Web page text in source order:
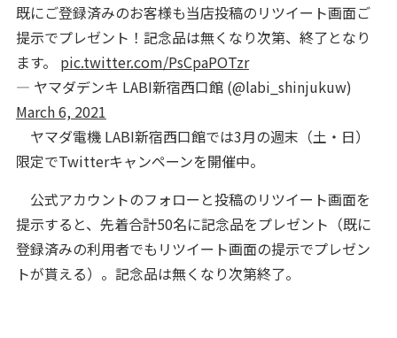
既にご登録済みのお客様も当店投稿のリツイート画面ご
提示でプレゼント！記念品は無くなり次第、終了となり
ます。 pic.twitter.com/PsCpaPOTzr
— ヤマダデンキ LABI新宿西口館 (@labi_shinjukuw)
March 6, 2021
ヤマダ電機 LABI新宿西口館では3月の週末（土・日）
限定でTwitterキャンペーンを開催中。
公式アカウントのフォローと投稿のリツイート画面を
提示すると、先着合計50名に記念品をプレゼント（既に
登録済みの利用者でもリツイート画面の提示でプレゼン
トが貰える）。記念品は無くなり次第終了。